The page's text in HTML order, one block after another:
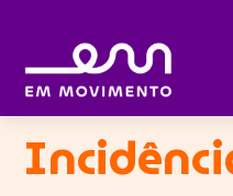
para
conteúdo